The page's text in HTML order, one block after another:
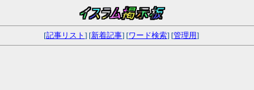
[記事リスト ] [新着記事] [ワード検索] [管理用]